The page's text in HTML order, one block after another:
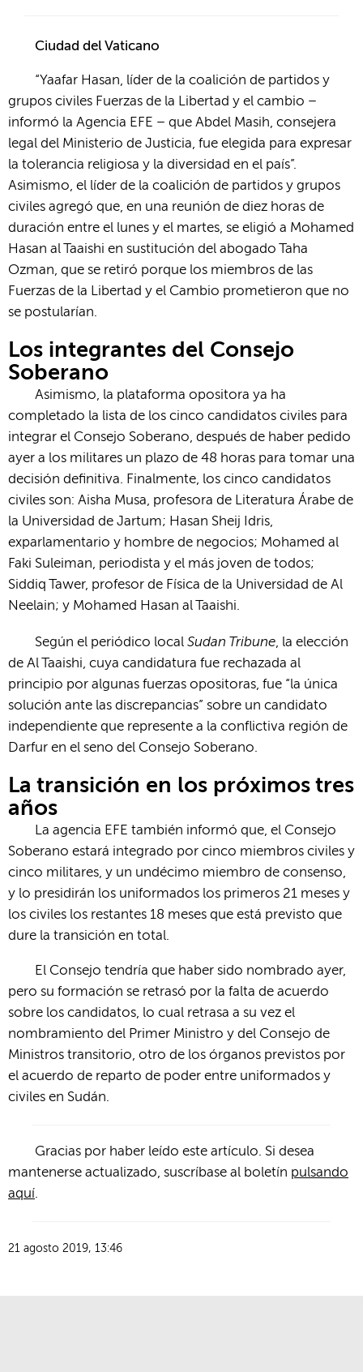
Ciudad del Vaticano
“Yaafar Hasan, líder de la coalición de partidos y
grupos civiles Fuerzas de la Libertad y el cambio –
informó la Agencia EFE – que Abdel Masih, consejera
legal del Ministerio de Justicia, fue elegida para expresar
la tolerancia religiosa y la diversidad en el país”.
Asimismo, el líder de la coalición de partidos y grupos
civiles agregó que, en una reunión de diez horas de
duración entre el lunes y el martes, se eligió a Mohamed
Hasan al Taaishi en sustitución del abogado Taha
Ozman, que se retiró porque los miembros de las
Fuerzas de la Libertad y el Cambio prometieron que no
se postularían.
Los integrantes del Consejo
Soberano
Asimismo, la plataforma opositora ya ha
completado la lista de los cinco candidatos civiles para
integrar el Consejo Soberano, después de haber pedido
ayer a los militares un plazo de 48 horas para tomar una
decisión definitiva. Finalmente, los cinco candidatos
civiles son: Aisha Musa, profesora de Literatura Árabe de
la Universidad de Jartum; Hasan Sheij Idris,
exparlamentario y hombre de negocios; Mohamed al
Faki Suleiman, periodista y el más joven de todos;
Siddiq Tawer, profesor de Física de la Universidad de Al
Neelain; y Mohamed Hasan al Taaishi.
Según el periódico localSudan Tribune, la elección
de Al Taaishi, cuya candidatura fue rechazada al
principio por algunas fuerzas opositoras, fue “la única
solución ante las discrepancias” sobre un candidato
independiente que represente a la conflictiva región de
Darfur en el seno del Consejo Soberano.
La transición en los próximos tres
años
La agencia EFE también informó que, el Consejo
Soberano estará integrado por cinco miembros civiles y
cinco militares, y un undécimo miembro de consenso,
y lo presidirán los uniformados los primeros 21 meses y
los civiles los restantes 18 meses que está previsto que
dure la transición en total.
El Consejo tendría que haber sido nombrado ayer,
pero su formación se retrasó por la falta de acuerdo
sobre los candidatos, lo cual retrasa a su vez el
nombramiento del Primer Ministro y del Consejo de
Ministros transitorio, otro de los órganos previstos por
el acuerdo de reparto de poder entre uniformados y
civiles en Sudán.
Gracias por haber leído este artículo. Si desea
mantenerse actualizado, suscríbase al boletín pulsando
aquí.
21 agosto 2019, 13:46